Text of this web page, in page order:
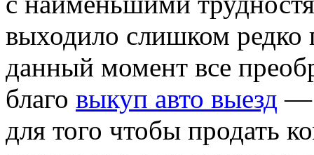
выходило слишком
данный момент все
благо выкуп авто выезд —
для того чтобы продать